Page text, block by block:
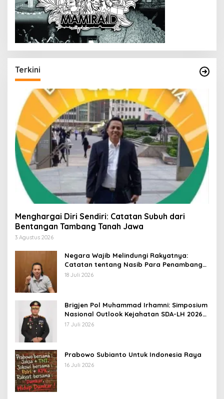
Terkini
Menghargai Diri Sendiri: Catatan Subuh dari
Bentangan Tambang Tanah Jawa
3 Agustus 2026
Negara Wajib Melindungi Rakyatnya:
Catatan tentang Nasib Para Penambang
Belerang Kawah Ijen
18 Juli 2026
Brigjen Pol Muhammad Irhamni: Simposium
Nasional Outlook Kejahatan SDA-LH 2026–
2030 Beri Banyak Masukan Bagi APH
17 Juli 2026
Prabowo Subianto Untuk Indonesia Raya
16 Juli 2026